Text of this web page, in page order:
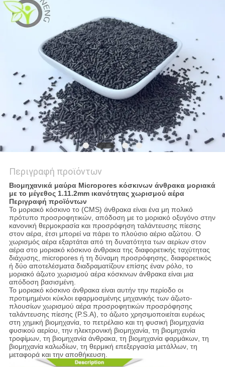
ΥΠΟΘΈΣΕΙΣ
ΖΗΤΉΣΤΕ
ΜΙΑ
ΠΡΟΣΦΟΡΆ
SITEMAP
PRIVACY
POLICY
Περιγραφή προϊόντων
Βιομηχανικά μαύρα Micropores κόσκινων άνθρακα μοριακά
με το μέγεθος 1.11.2mm ικανότητας χωρισμού αέρα
Περιγραφή προϊόντων
Το μοριακό κόσκινο το (CMS) άνθρακα είναι ένα μη πολικό
πρότυπο προσροφητικών, απόδοση με το μοριακό οξυγόνο στην
κανονική θερμοκρασία και προσρόφηση ταλάντευσης πίεσης
στον αέρα, έτσι μπορεί να πάρει το πλούσιο αέριο αζώτου. Ο
χωρισμός αέρα εξαρτάται από τη δυνατότητα των αερίων στον
αέρα στο μοριακό κόσκινο άνθρακα της διαφορετικής ταχύτητας
διάχυσης, micropores ή τη δύναμη προσρόφησης, διαφορετικός
ή δύο αποτελέσματα διαδραματίζουν επίσης έναν ρόλο, το
μοριακό άζωτο χωρισμού αέρα κόσκινων άνθρακα είναι μια
απόδοση βασισμένη.
Το μοριακό κόσκινο άνθρακα είναι αυτήν την περίοδο οι
προτιμημένοι κύκλοι εφαρμοσμένης μηχανικής των άζωτο-
πλουσίων χωρισμού αέρα προσροφητικών προσρόφησης
ταλάντευσης πίεσης (P.S.A), το άζωτο χρησιμοποιείται ευρέως
στη χημική βιομηχανία, το πετρέλαιο και τη φυσική βιομηχανία
φυσικού αερίου, την ηλεκτρονική βιομηχανία, τη βιομηχανία
τροφίμων, τη βιομηχανία άνθρακα, τη βιομηχανία φαρμάκων, τη
βιομηχανία καλωδίων, τη θερμική επεξεργασία μετάλλων, τη
μεταφορά και την αποθήκευση.